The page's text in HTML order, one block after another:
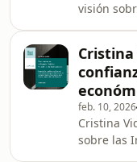
visión
en una
Betancor,
Pompeu
Cristina
feb. 10, 2026
Cristina
sobre las